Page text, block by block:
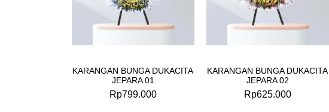
KARANGAN BUNGA DUKACITA
JEPARA 01
Rp799.000
KARANGAN BUNGA DUKACITA
JEPARA 02
Rp625.000